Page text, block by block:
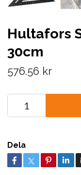
Hultafors
30cm
576.56 kr
Dela